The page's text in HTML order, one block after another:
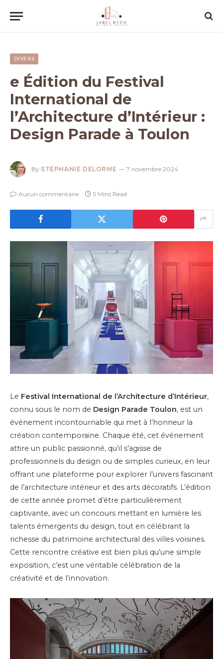
DIVERS
e Édition du Festival
International de
l’Architecture d’Intérieur :
Design Parade à Toulon
By STÉPHANIE DELORME 7 novembre 2024
Aucun commentaire 5 Mins Read
Le Festival International de l’Architecture d’Intérieur,
connu sous le nom de Design Parade Toulon, est un
événement incontournable qui met à l’honneur la
création contemporaine. Chaque été, cet événement
attire un public passionné, qu’il s’agisse de
professionnels du design ou de simples curieux, en leur
offrant une plateforme pour explorer l’univers fascinant
de l’architecture intérieur et des arts décoratifs. L’édition
de cette année promet d’être particulièrement
captivante, avec un concours mettant en lumière les
talents émergents du design, tout en célébrant la
richesse du patrimoine architectural des villes voisines.
Cette rencontre créative est bien plus qu’une simple
exposition, c’est une véritable célébration de la
créativité et de l’innovation.